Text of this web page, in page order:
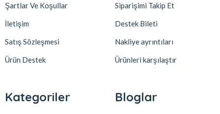
Şartlar Ve Koşullar
İletişim
Satış Sözleşmesi
Ürün Destek
Siparişimi Takip Et
Destek Bileti
Nakliye ayrıntıları
Ürünleri karşılaştır
Kategoriler Bloglar